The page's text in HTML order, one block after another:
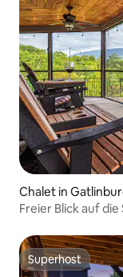
Chalet in
Freier Blick auf
Superhost
Superhost